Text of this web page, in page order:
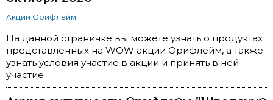
Акции Орифлейм
На данной страничке вы можете узнать о продуктах
представленных на WOW акции Орифлейм, а также
узнать условия участие в акции и принять в ней
участие